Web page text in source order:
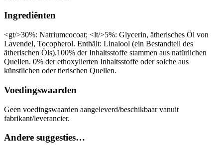
Ingrediënten
<gt/>30%: Natriumcocoat; <lt/>5%: Glycerin, ätherisches Öl von
Lavendel, Tocopherol. Enthält: Linalool (ein Bestandteil des
ätherischen Öls).100% der Inhaltsstoffe stammen aus natürlichen
Quellen. 0% der ethoxylierten Inhaltsstoffe oder solche aus
künstlichen oder tierischen Quellen.
Voedingswaarden
Geen voedingswaarden aangeleverd/beschikbaar vanuit
fabrikant/leverancier.
Andere suggesties…